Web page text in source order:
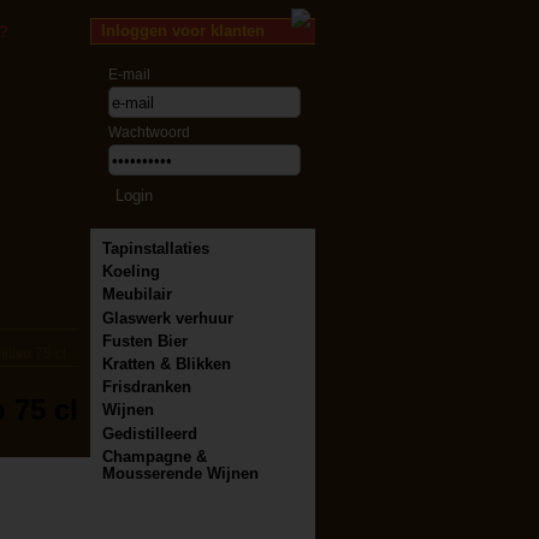
Inloggen voor klanten
E-mail
Wachtwoord
Tapinstallaties
Koeling
Meubilair
Glaswerk verhuur
Fusten Bier
Kratten & Blikken
Frisdranken
Wijnen
Gedistilleerd
Champagne &
Mousserende Wijnen